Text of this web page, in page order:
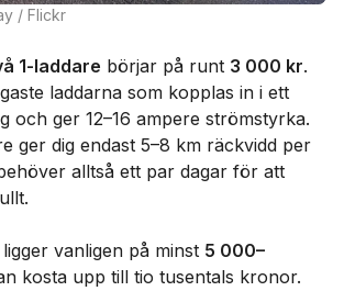
/ Flickr
1-laddare börjar på runt 3 000 kr.
laddarna som kopplas in i ett
och ger 12–16 ampere strömstyrka.
ger dig endast 5–8 km räckvidd per
alltså ett par dagar för att
ligger vanligen på minst 5 000–
kosta upp till tio tusentals kronor.